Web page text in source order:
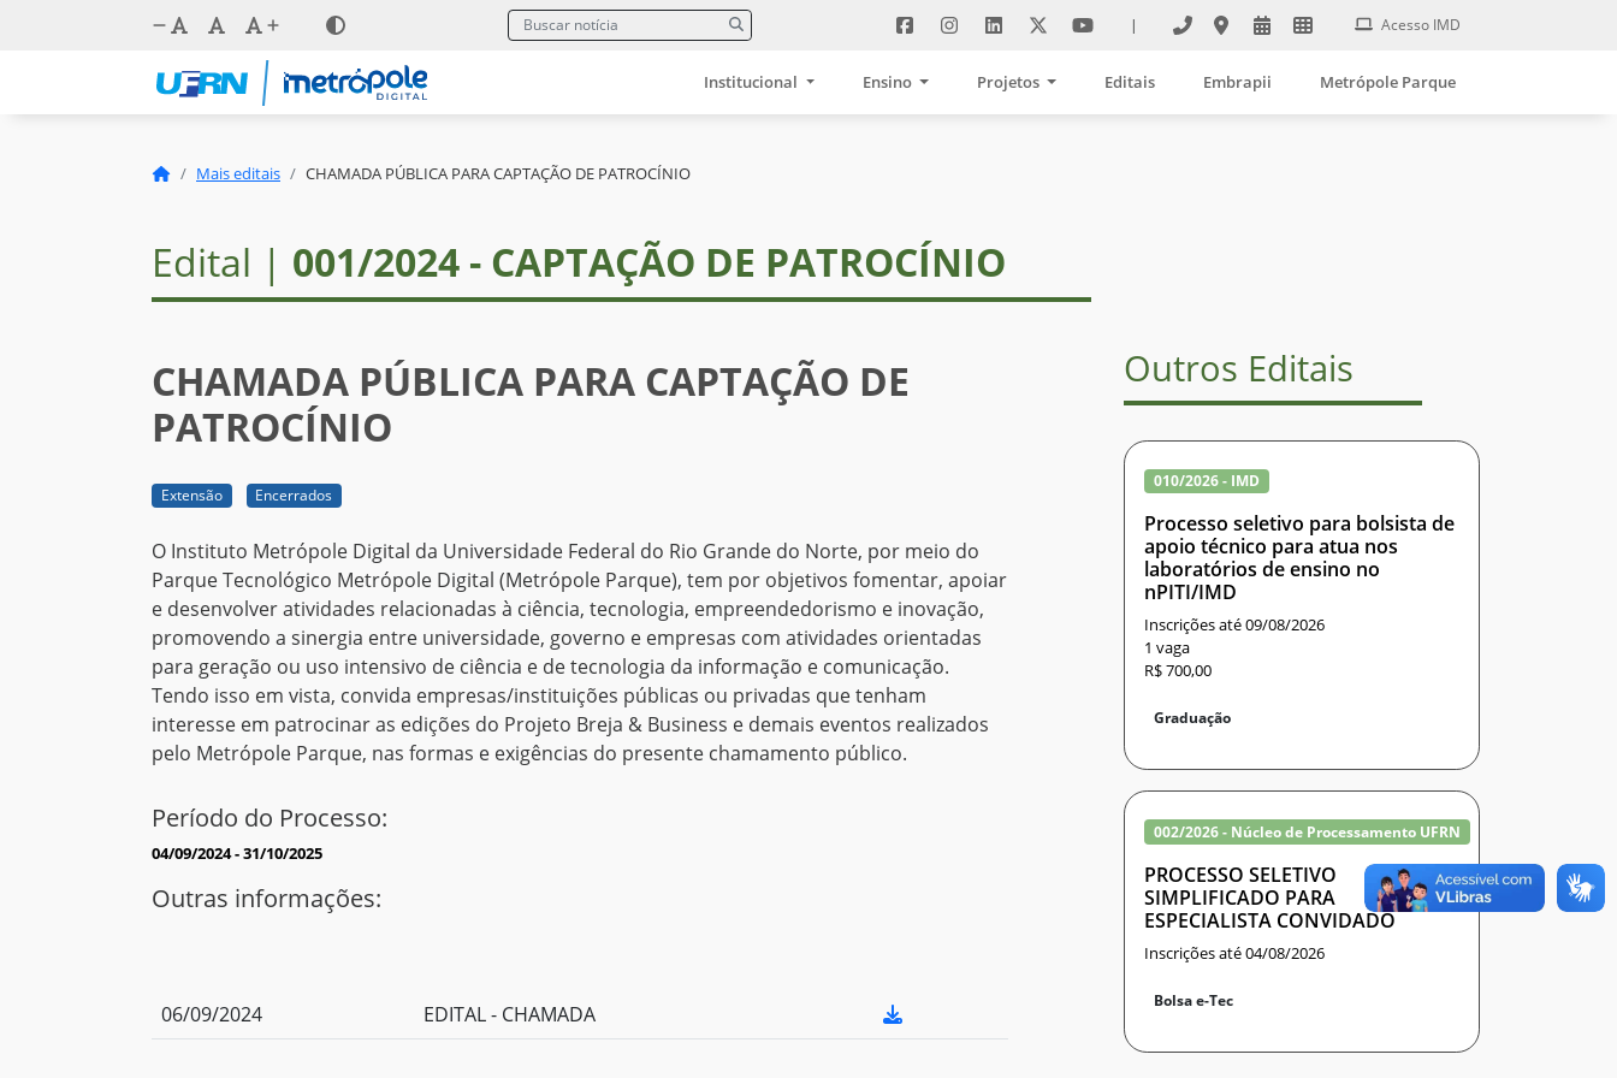
| Acesso IMD
Institucional Ensino Projetos Editais Embrapii Metrópole Parque
Mais editais CHAMADA PÚBLICA PARA CAPTAÇÃO DE PATROCÍNIO
Edital | 001/2024 - CAPTAÇÃO DE PATROCÍNIO
CHAMADA PÚBLICA PARA CAPTAÇÃO DE
PATROCÍNIO
Extensão Encerrados
O Instituto Metrópole Digital da Universidade Federal do Rio Grande do Norte, por meio do
Parque Tecnológico Metrópole Digital (Metrópole Parque), tem por objetivos fomentar, apoiar
e desenvolver atividades relacionadas à ciência, tecnologia, empreendedorismo e inovação,
promovendo a sinergia entre universidade, governo e empresas com atividades orientadas
para geração ou uso intensivo de ciência e de tecnologia da informação e comunicação.
Tendo isso em vista, convida empresas/instituições públicas ou privadas que tenham
interesse em patrocinar as edições do Projeto Breja & Business e demais eventos realizados
pelo Metrópole Parque, nas formas e exigências do presente chamamento público.
Período do Processo:
04/09/2024 - 31/10/2025
Outras informações:
06/09/2024 EDITAL - CHAMADA
Outros Editais
010/2026 - IMD
Processo seletivo para bolsista de
apoio técnico para atua nos
laboratórios de ensino no
nPITI/IMD
Inscrições até 09/08/2026
1 vaga
R$ 700,00
Graduação
002/2026 - Núcleo de Processamento UFRN
PROCESSO SELETIVO
SIMPLIFICADO PARA
ESPECIALISTA CONVIDADO
Inscrições até 04/08/2026
Bolsa e-Tec